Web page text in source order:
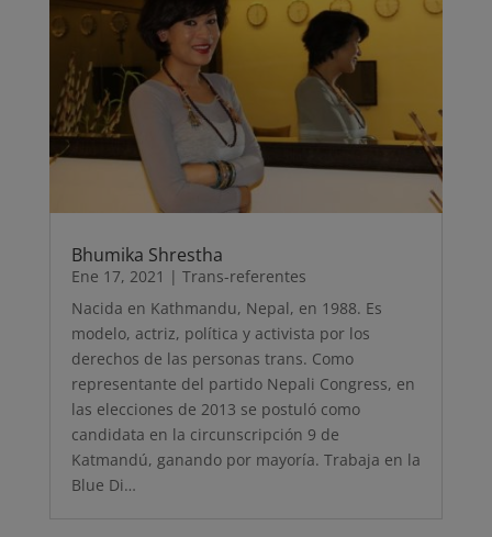
Bhumika Shrestha
Ene 17, 2021 | Trans-referentes
Nacida en Kathmandu, Nepal, en 1988. Es
modelo, actriz, política y activista por los
derechos de las personas trans. Como
representante del partido Nepali Congress, en
las elecciones de 2013 se postuló como
candidata en la circunscripción 9 de
Katmandú, ganando por mayoría. Trabaja en la
Blue Di…